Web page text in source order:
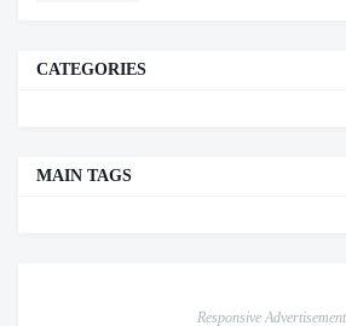
CATEGORIES
MAIN TAGS
Responsive Advertisement